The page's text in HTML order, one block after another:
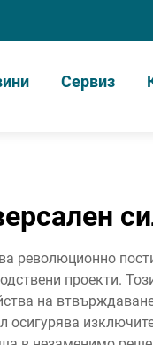
Сервиз
проекти.
на